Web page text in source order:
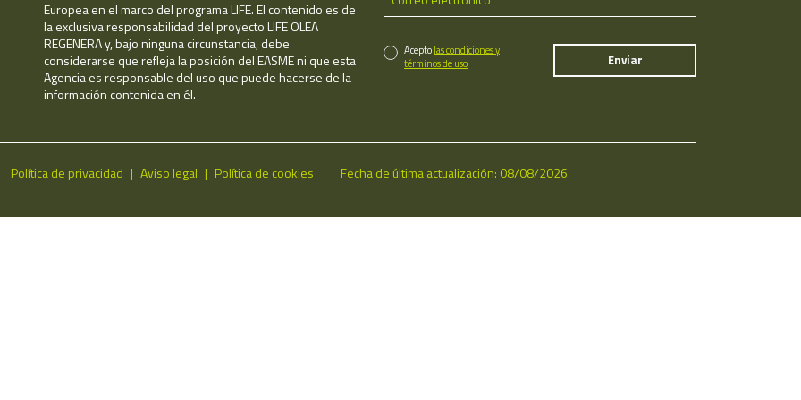
Europea en el marco del programa LIFE. El contenido es de
la exclusiva responsabilidad del proyecto LIFE OLEA
REGENERA y, bajo ninguna circunstancia, debe
considerarse que refleja la posición del EASME ni que esta
Agencia es responsable del uso que puede hacerse de la
información contenida en él.
Aceptolas condiciones y
términos de uso
Política de privacidad Aviso legal Política de cookies Fecha de última actualización: 08/08/2026